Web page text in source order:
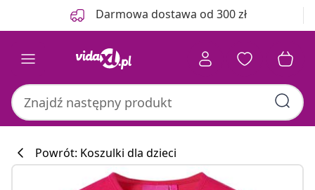
Darmowa dostawa od 300 zł
Powrót: Koszulki dla dzieci